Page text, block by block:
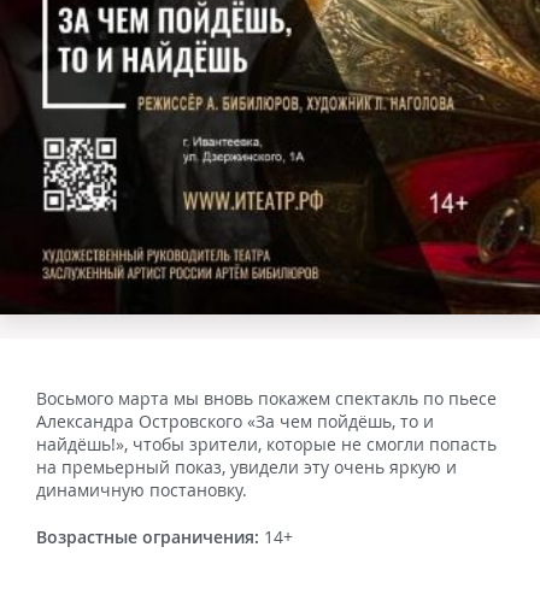
Восьмого марта мы вновь покажем спектакль по пьесе
Александра Островского «За чем пойдёшь, то и
найдёшь!», чтобы зрители, которые не смогли попасть
на премьерный показ, увидели эту очень яркую и
динамичную постановку.
Возрастные ограничения: 14+